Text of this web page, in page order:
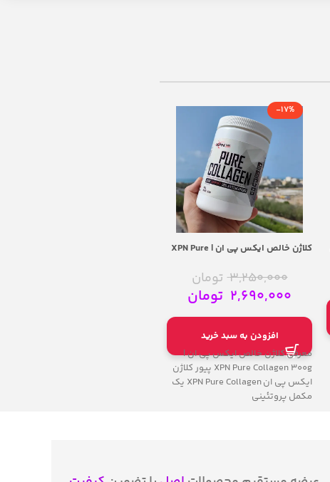
-17%
کلاژن خالص ایکس پی ان | XPN Pure
3,250,000 تومان
2,690,000 تومان
افزودن به سبد خرید
معرفی کلاژن خالص ایکس پی ان |
XPN Pure Collagen 300g پیور کلاژن
ایکس پی ان XPN Pure Collagen یک
مکمل پروتئینی